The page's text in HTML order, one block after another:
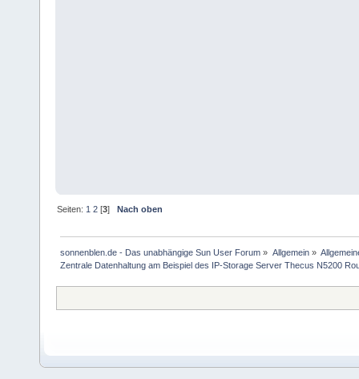
Seiten: 1 2 [3]Nach oben
sonnenblen.de - Das unabhängige Sun User Forum » Allgemein»
Zentrale Datenhaltung am Beispiel des IP-Storage Server Thecus N5200